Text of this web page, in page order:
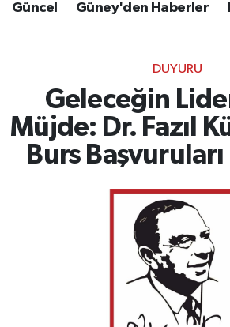
Güncel Güney'den Haberler
DUYURU
Geleceğin
Müjde: Dr. Fazıl
Burs
Son Dakika Haberleri
Haber Arşivi